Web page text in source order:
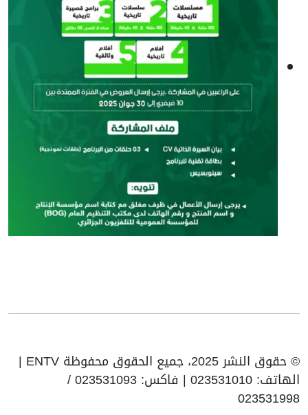
© حقوق النشر 2025، جميع الحقوق محفوظة ENTV |
الهاتف: 023531010 | فاكس: 023531093 /
023531998